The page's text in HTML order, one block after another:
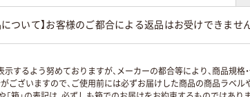
について】お客様のご都合による返品はお受けできません
するよう努めておりますが、メーカーの都合等により、商品規格
ございますので、ご使用前には必ずお届けした商品の商品ラベ